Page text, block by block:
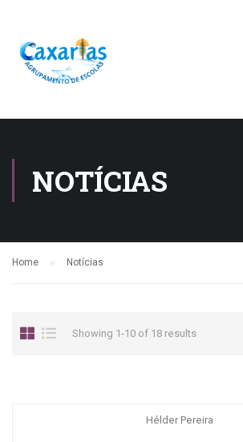
NOTÍCIAS
Home Notícias
Showing 1-10 of 18 results
Hélder Pereira